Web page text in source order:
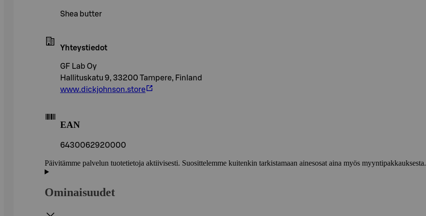
Shea butter
Yhteystiedot
GF Lab Oy
Hallituskatu 9, 33200 Tampere, Finland
www.dickjohnson.store
EAN
6430062920000
Päivitämme palvelun tuotetietoja aktiivisesti. Suosittelemme kuitenkin tarkistamaan ainesosat aina myös myyntipakkauksesta.
Ominaisuudet